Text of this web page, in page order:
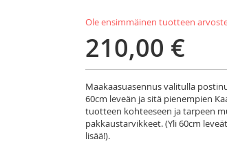
Ole ensimmäinen tuotteen
210,00 €
Maakaasuasennus valitulla
60cm leveän ja sitä pienempien
tuotteen kohteeseen ja tarpeen
pakkaustarvikkeet. (Yli 60cm
lisää!).